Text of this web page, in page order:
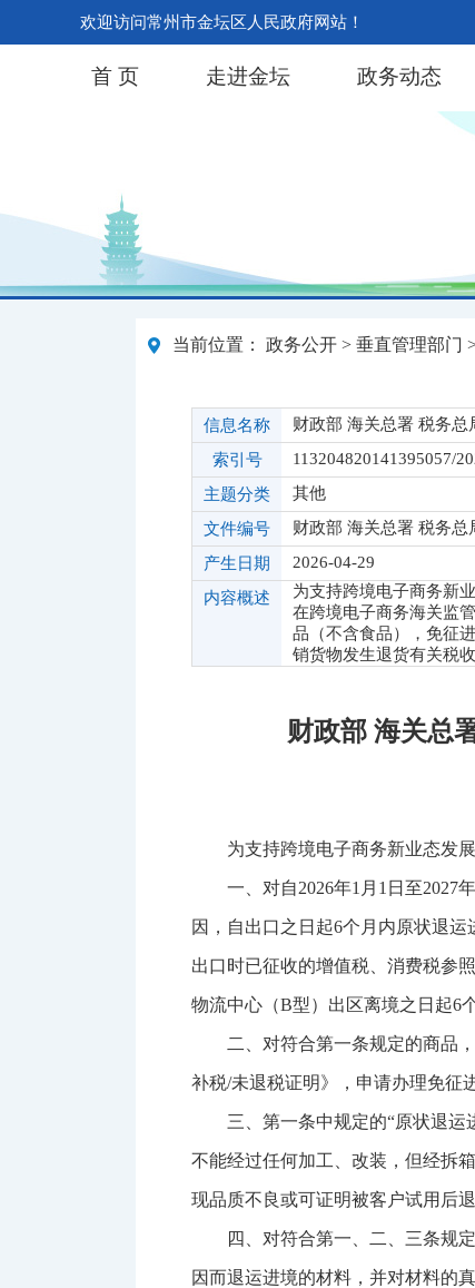
欢迎访问常州市金坛区人民政府网站！
首 页 走进金坛 政务动态
当前位置： 政务公开 > 垂直管理部门
信息名称
财政部 海关总署 税务
索引号
113204820141395057/
主题分类
其他
文件编号
财政部 海关总署 税务总
产生日期
2026-04-29
内容概述
为支持跨境电子商务新
在跨境电子商务海关监
品（不含食品），免征
销货物发生退货有关税
财政部 海关总
为支持跨境电子商务新业态发
一、对自2026年1月1日至2027
因，自出口之日起6个月内原状退
出口时已征收的增值税、消费税参
物流中心（B型）出区离境之日起6
二、对符合第一条规定的商品
补税/未退税证明》，申请办理免征
三、第一条中规定的“原状退运
不能经过任何加工、改装，但经拆
现品质不良或可证明被客户试用后
四、对符合第一、二、三条规
因而退运进境的材料，并对材料的